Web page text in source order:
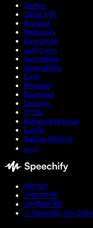
Türkçe
Tiếng Việt
Română
Português
Български
ქართული
Slovenčina
Slovenščina
Eesti
Hrvatski
Ελληνικά
Lietuvių
עברית
Bahasa Indonesia
Català
Bahasa Melayu
اردو
কুকি পছন্দ
সেবার শর্তাবলী
গোপনীয়তা নীতি
© Speechify Inc 2026